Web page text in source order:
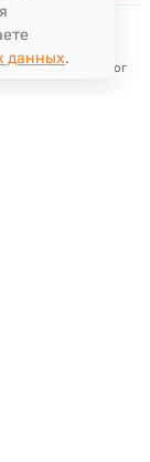
Каталог
данных.